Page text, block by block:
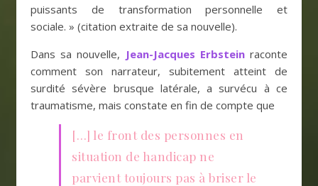
puissants de transformation personnelle et
sociale. » (citation extraite de sa nouvelle).
Dans sa nouvelle, Jean-Jacques Erbsteinraconte
comment son narrateur, subitement atteint de
surdité sévère brusque latérale, a survécu à ce
traumatisme, mais constate en fin de compte que
[…] le front des personnes en
situation de handicap ne
parvient toujours pas à briser le